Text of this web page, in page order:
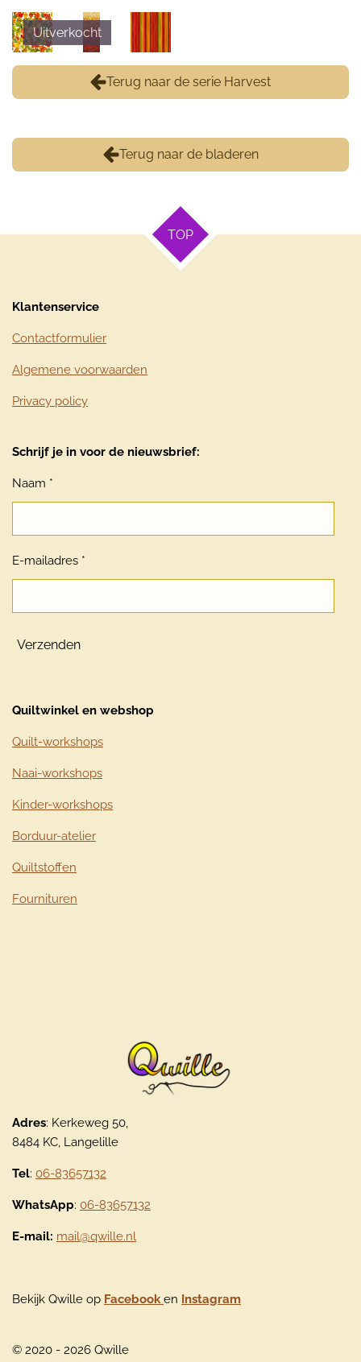
Uitverkocht
Terug naar de serie Harvest
Terug naar de bladeren
TOP
Klantenservice
Contactformulier
Algemene voorwaarden
Privacy policy
Schrijf je in voor de nieuwsbrief:
Naam *
E-mailadres *
Verzenden
Quiltwinkel en webshop
Quilt-workshops
Naai-workshops
Kinder-workshops
Borduur-atelier
Quiltstoffen
Fournituren
Adres: Kerkeweg 50,
8484 KC, Langelille
Tel: 06-83657132
WhatsApp: 06-83657132
E-mail: mail@qwille.nl
Bekijk Qwille op Facebook en Instagram
© 2020 - 2026 Qwille